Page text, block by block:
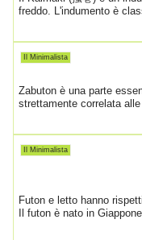
freddo. L'indumento è
Il Minimalista
Zabuton è una parte
strettamente correlata
Il Minimalista
Futon e letto hanno
Il futon è nato in